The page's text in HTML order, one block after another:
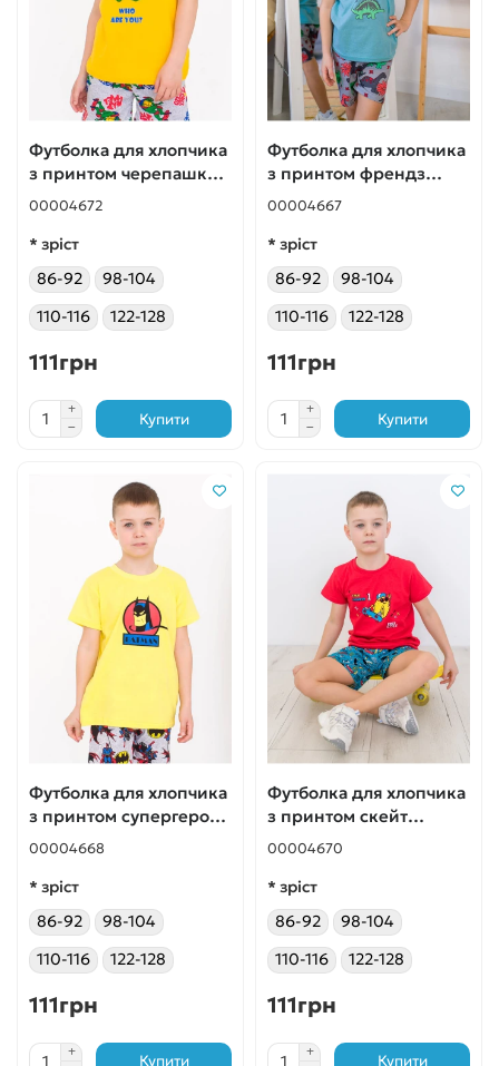
Футболка для хлопчика
з принтом черепашки
жовта
00004672
* зріст
86-92
98-104
110-116
122-128
111грн
Купити
Футболка для хлопчика
з принтом френдз
бірюзова
00004667
* зріст
86-92
98-104
110-116
122-128
111грн
Купити
Футболка для хлопчика
з принтом супергерой
лимонна
00004668
* зріст
86-92
98-104
110-116
122-128
111грн
Купити
Футболка для хлопчика
з принтом скейт
червона
00004670
* зріст
86-92
98-104
110-116
122-128
111грн
Купити